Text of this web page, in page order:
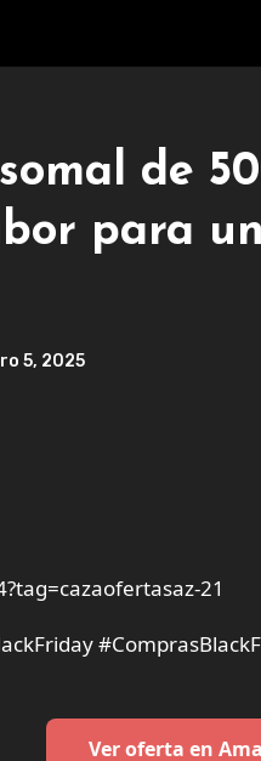
de
para
5, 2025
21
Ver oferta en